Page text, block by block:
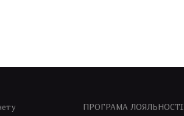
ПРОГРАМА ЛОЯЛЬНОСТІ